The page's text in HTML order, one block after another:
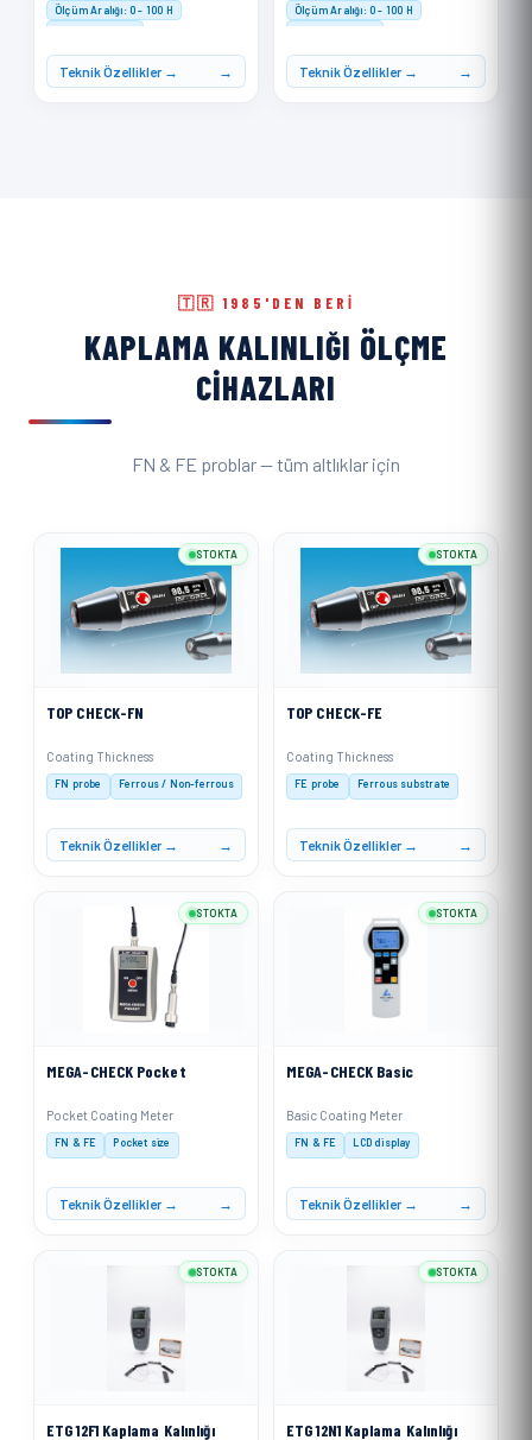
Ölçüm Aralığı: 0 - 100 H
Doğruluk: ≤ ±1 H
Teknik Özellikler →
Ölçüm Aralığı: 0 - 100 H
Doğruluk: ≤ ±1 H
Teknik Özellikler →
🇹🇷 1985'DEN BERI
KAPLAMA KALINLIĞI ÖLÇME
CIHAZLARI
FN & FE problar — tüm altlıklar için
TOP CHECK-FN
Coating Thickness
FN probe Ferrous / Non-ferrous
Teknik Özellikler →
STOKTA
TOP CHECK-FE
Coating Thickness
FE probe Ferrous substrate
Teknik Özellikler →
STOKTA
MEGA-CHECK Pocket
Pocket Coating Meter
FN & FE Pocket size
Teknik Özellikler →
STOKTA
MEGA-CHECK Basic
Basic Coating Meter
FN & FE LCD display
Teknik Özellikler →
STOKTA
ETG 12F1 Kaplama Kalınlığı
STOKTA
ETG 12N1 Kaplama Kalınlığı
STOKTA